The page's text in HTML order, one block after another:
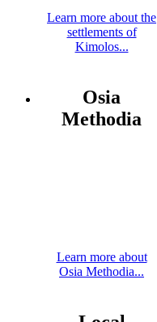
Learn more about the
settlements of
Kimolos...
Osia
Methodia
Learn more about
Osia Methodia...